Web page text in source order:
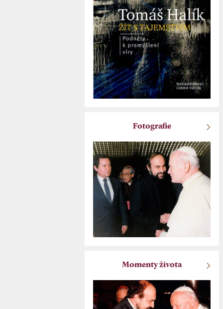
Fotografie
Momenty života